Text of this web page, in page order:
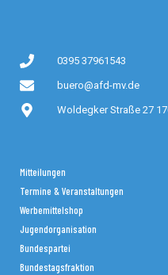
0395 37961543
buero@afd-mv.de
Woldegker Straße 27
Mitteilungen
Termine & Veranstaltungen
Werbemittelshop
Jugendorganisation
Bundespartei
Bundestagsfraktion